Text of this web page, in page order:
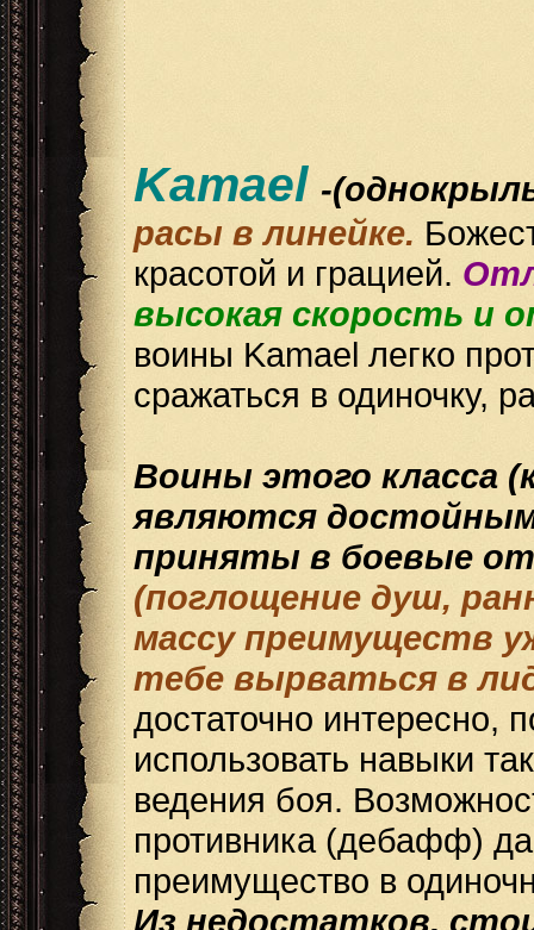
Kamael -
расы в линейке.
красотой и грацией.
высокая скорость и
воины Kamael легко
сражаться в одиночку,
Воины этого класса
являются
приняты в боевые
(поглощение душ,
массу преимуществ
тебе вырваться в
достаточно интересно,
использовать навыки
ведения боя.
противника (дебафф)
преимущество в
Из недостатков,